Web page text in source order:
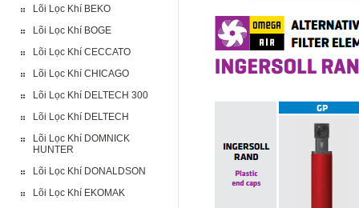
Lõi Lọc Khí BEKO
Lõi Lọc Khí BOGE
Lõi Lọc Khí CECCATO
Lõi Lọc Khí CHICAGO
Lõi Lọc Khí DELTECH 300
Lõi Lọc Khí DELTECH
Lõi Lọc Khí DOMNICK
HUNTER
Lõi Lọc Khí DONALDSON
Lõi Lọc Khí EKOMAK